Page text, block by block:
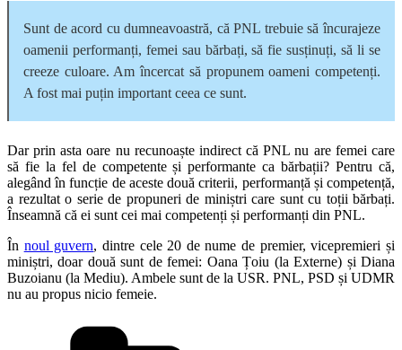
Sunt de acord cu dumneavoastră, că PNL trebuie să încurajeze
oamenii performanți, femei sau bărbați, să fie susținuți, să li se
creeze culoare. Am încercat să propunem oameni competenți.
A fost mai puțin important ceea ce sunt.
Dar prin asta oare nu recunoaște indirect că PNL nu are femei care
să fie la fel de competente și performante ca bărbații? Pentru că,
alegând în funcție de aceste două criterii, performanță și competență,
a rezultat o serie de propuneri de miniștri care sunt cu toții bărbați.
Înseamnă că ei sunt cei mai competenți și performanți din PNL.
În noul guvern, dintre cele 20 de nume de premier, vicepremieri și
miniștri, doar două sunt de femei: Oana Țoiu (la Externe) și Diana
Buzoianu (la Mediu). Ambele sunt de la USR. PNL, PSD și UDMR
nu au propus nicio femeie.